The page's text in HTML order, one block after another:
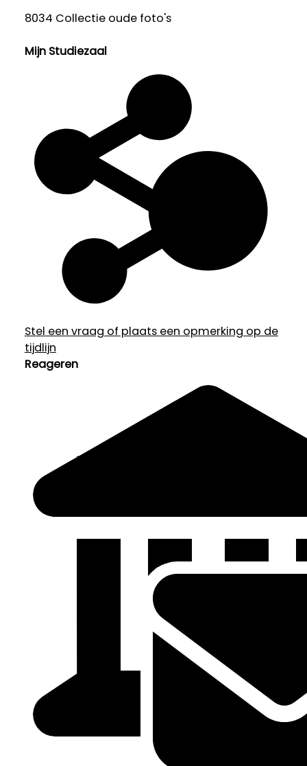
8034 Collectie oude foto's
Mijn Studiezaal
Stel een vraag of plaats een opmerking op de
tijdlijn
Reageren